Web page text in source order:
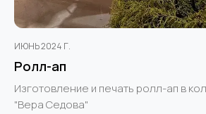
ИЮНЬ 2024 Г.
Ролл-ап
Изготовление и печать ролл-ап в
"Вера Седова"